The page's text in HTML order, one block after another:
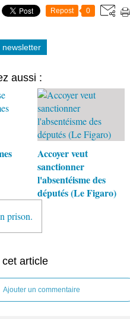
Repost 0
newsletter
aussi :
Accoyer veut
sanctionner
l'absentéisme des
députés (Le Figaro)
prison.
article
Ajouter un commentaire